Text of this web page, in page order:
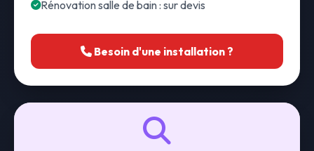
Rénovation salle de bain : sur devis
Besoin d'une installation ?